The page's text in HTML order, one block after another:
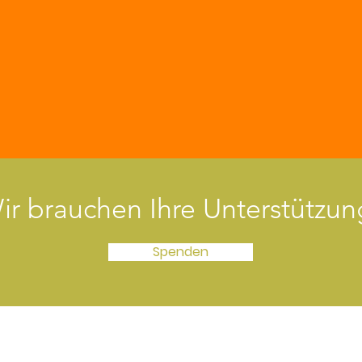
brauchen Ihre
Spenden